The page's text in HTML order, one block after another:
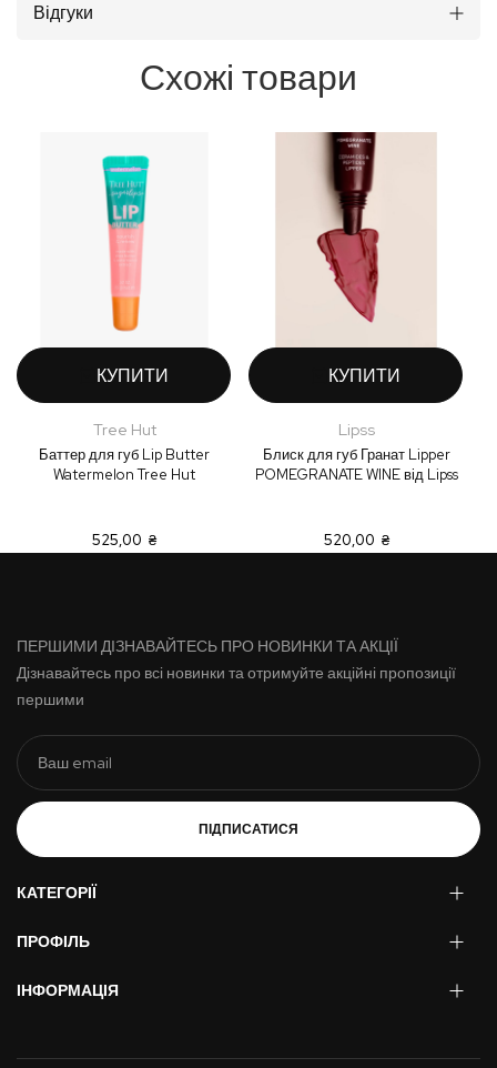
Відгуки
Схожі товари
КУПИТИ
Tree Hut
Баттер для губ Lip Butter
Watermelon Tree Hut
525,00 ₴
КУПИТИ
Lipss
Блиск для губ Гранат Lipper
POMEGRANATE WINE від Lipss
520,00 ₴
ПЕРШИМИ ДІЗНАВАЙТЕСЬ ПРО НОВИНКИ ТА АКЦІЇ
Дізнавайтесь про всі новинки та отримуйте акційні пропозиції
першими
ПІДПИСАТИСЯ
КАТЕГОРІЇ
ПРОФІЛЬ
ІНФОРМАЦІЯ